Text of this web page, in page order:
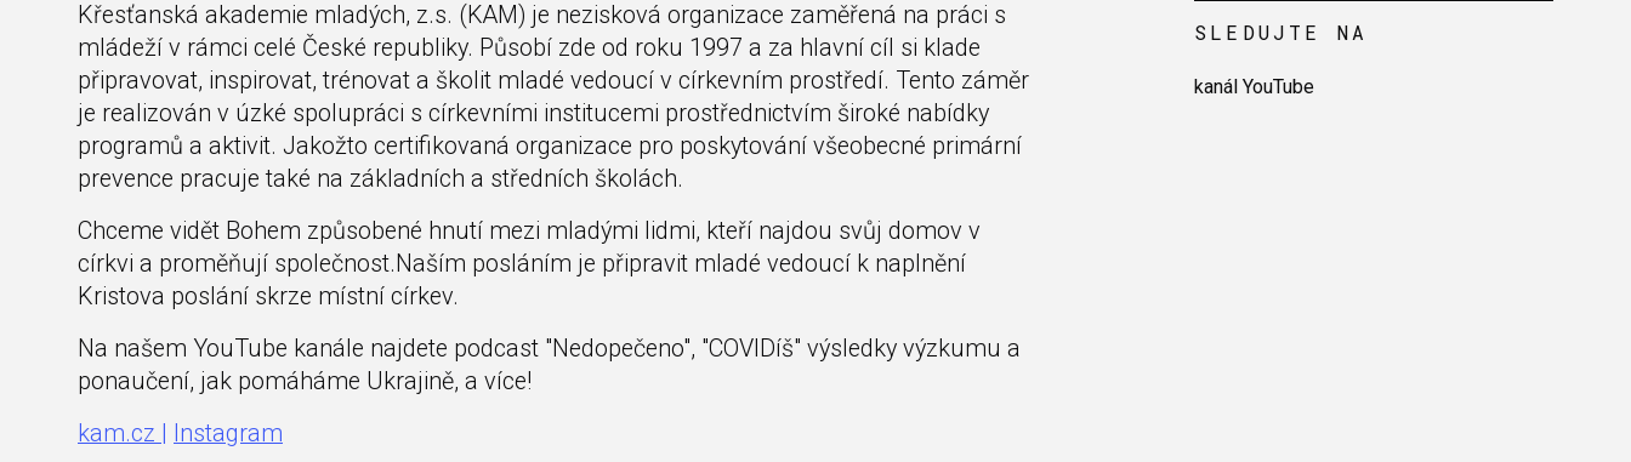
Křesťanská akademie mladých, z.s. (KAM) je nezisková organizace zaměřená na práci s
mládeží v rámci celé České republiky. Působí zde od roku 1997 a za hlavní cíl si klade
připravovat, inspirovat, trénovat a školit mladé vedoucí v církevním prostředí. Tento záměr
je realizován v úzké spolupráci s církevními institucemi prostřednictvím široké nabídky
programů a aktivit. Jakožto certifikovaná organizace pro poskytování všeobecné primární
prevence pracuje také na základních a středních školách.
Chceme vidět Bohem způsobené hnutí mezi mladými lidmi, kteří najdou svůj domov v
církvi a proměňují společnost.Naším posláním je připravit mladé vedoucí k naplnění
Kristova poslání skrze místní církev.
Na našem YouTube kanále najdete podcast "Nedopečeno", "COVIDíš" výsledky výzkumu a
ponaučení, jak pomáháme Ukrajině, a více!
kam.cz |
Instagram
SLEDUJTE NA
kanál YouTube